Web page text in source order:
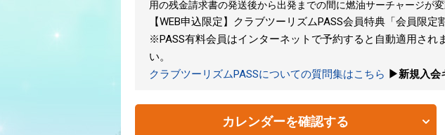
用の残金請求書の発送後から出発までの間に燃油サーチャージが
【WEB申込限定】クラブツーリズムPASS会員特典「会員限定
※PASS有料会員はインターネットで予約すると自動適用さ
い。
クラブツーリズムPASSについての質問集はこちら ▶新規入会
カレンダーを確認する